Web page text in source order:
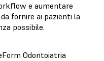
e aumentare
fornire ai pazienti la
possibile.
Odontoiatria